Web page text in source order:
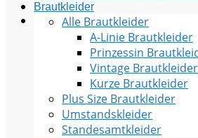
Brautkleider
Alle Brautkleider
A-Linie Brautkleider
Prinzessin
Vintage Brautkleider
Kurze Brautkleider
Plus Size Brautkleider
Umstandskleider
Standesamtkleider